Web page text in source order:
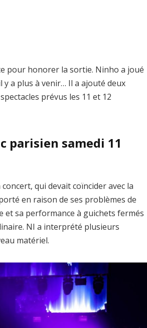
pour honorer la sortie. Ninho a joué
y a plus à venir… Il a ajouté deux
prévus les 11 et 12
parisien samedi 11
qui devait coïncider avec la
en raison de ses problèmes de
et sa performance à guichets fermés
NI a interprété plusieurs
matériel.